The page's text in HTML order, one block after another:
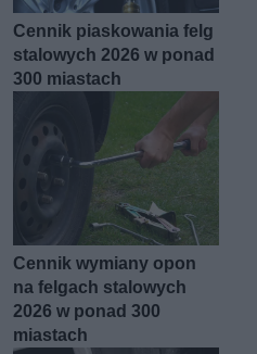
Cennik piaskowania felg
stalowych 2026 w ponad
300 miastach
Cennik wymiany opon
na felgach stalowych
2026 w ponad 300
miastach